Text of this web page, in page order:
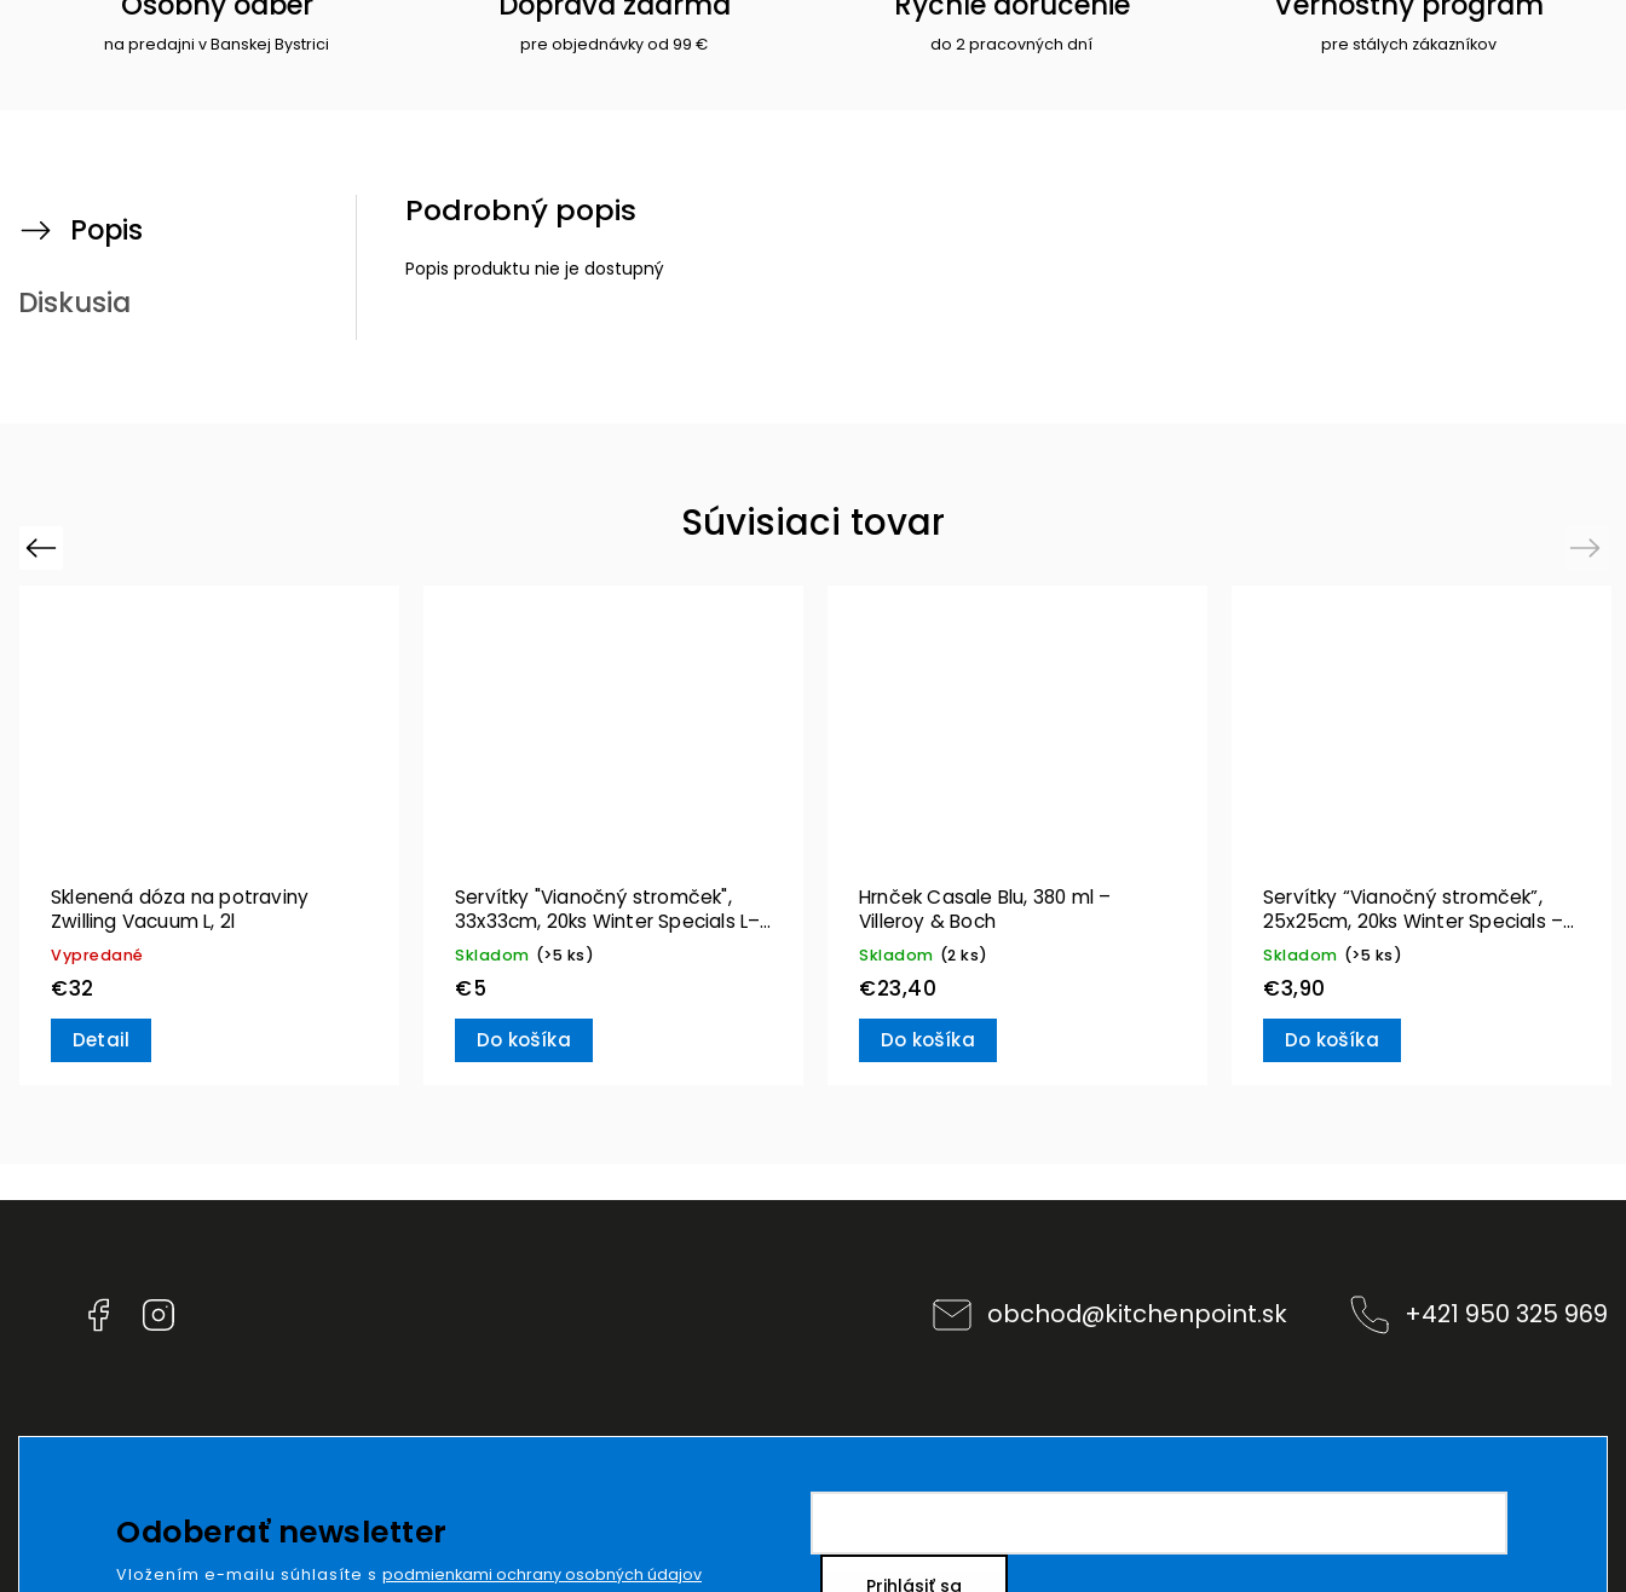
na predajni v Banskej Bystrici pre objednávky od 99 € do 2 pracovných dní pre stálych zákazníkov
Popis
Diskusia
Podrobný popis
Popis produktu nie je dostupný
Súvisiaci tovar
Previous
Sklenená dóza na potraviny
Zwilling Vacuum L, 2l
Vypredané
€32
Detail
Servítky "Vianočný stromček",
33x33cm, 20ks Winter Specials L–
Villeroy & Boch
Skladom (>5 ks)
€5
Do košíka
Hrnček Casale Blu, 380 ml –
Villeroy & Boch
Skladom (2 ks)
€23,40
Do košíka
Servítky “Vianočný stromček”,
25x25cm, 20ks Winter Specials –
Villeroy & Boch
Skladom (>5 ks)
€3,90
Do košíka
Next
Facebook obchod@kitchenpoint.sk +421 950 325 969
Odoberať newsletter
Vložením e-mailu súhlasíte s podmienkami ochrany osobných údajov Prihlásiť sa